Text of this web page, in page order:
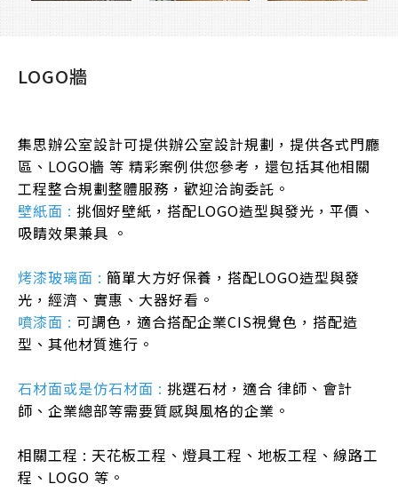
LOGO牆
集思辦公室設計可提供辦公室設計規劃，提供各式門廳
區、LOGO牆 等 精彩案例供您參考，還包括其他相關
工程整合規劃整體服務，歡迎洽詢委託。
壁紙面 : 挑個好壁紙，搭配LOGO造型與發光，平價、
吸睛效果兼具 。
烤漆玻璃面 : 簡單大方好保養，搭配LOGO造型與發
光，經濟、實惠、大器好看。
噴漆面 : 可調色，適合搭配企業CIS視覺色，搭配造
型、其他材質進行。
石材面或是仿石材面 : 挑選石材，適合 律師、會計
師、企業總部等需要質感與風格的企業。
相關工程 : 天花板工程、燈具工程、地板工程、線路工
程、LOGO 等。